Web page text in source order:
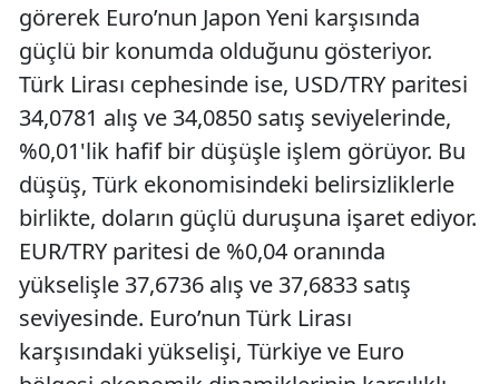
görerek Euro’nun Japon Yeni karşısında
güçlü bir konumda olduğunu gösteriyor.
Türk Lirası cephesinde ise, USD/TRY paritesi
34,0781 alış ve 34,0850 satış seviyelerinde,
%0,01'lik hafif bir düşüşle işlem görüyor. Bu
düşüş, Türk ekonomisindeki belirsizliklerle
birlikte, doların güçlü duruşuna işaret ediyor.
EUR/TRY paritesi de %0,04 oranında
yükselişle 37,6736 alış ve 37,6833 satış
seviyesinde. Euro’nun Türk Lirası
karşısındaki yükselişi, Türkiye ve Euro